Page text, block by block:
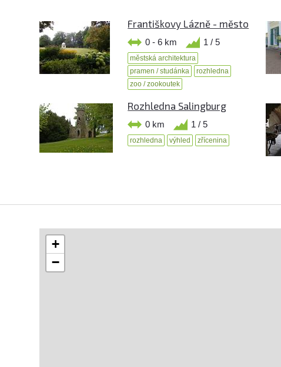
Františkovy Lázně - město
0 - 6 km 1 / 5
městská architektura
pramen / studánka
rozhledna
zoo / zookoutek
Rozhledna Salingburg
0 km 1 / 5
rozhledna výhled zřícenina
+
−